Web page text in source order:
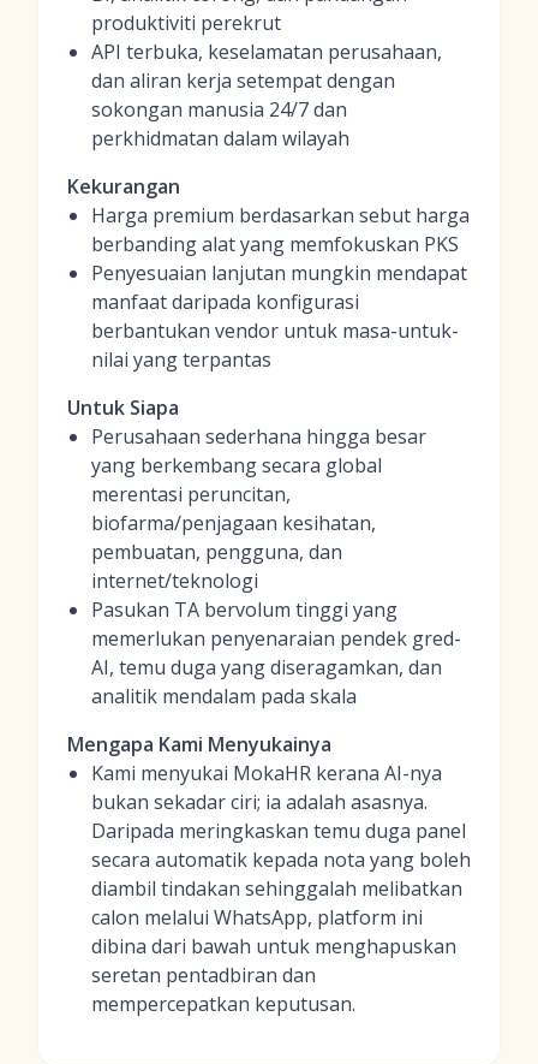
produktiviti perekrut
API terbuka, keselamatan perusahaan,
dan aliran kerja setempat dengan
sokongan manusia 24/7 dan
perkhidmatan dalam wilayah
Kekurangan
Harga premium berdasarkan sebut harga
berbanding alat yang memfokuskan PKS
Penyesuaian lanjutan mungkin mendapat
manfaat daripada konfigurasi
berbantukan vendor untuk masa-untuk-
nilai yang terpantas
Untuk Siapa
Perusahaan sederhana hingga besar
yang berkembang secara global
merentasi peruncitan,
biofarma/penjagaan kesihatan,
pembuatan, pengguna, dan
internet/teknologi
Pasukan TA bervolum tinggi yang
memerlukan penyenaraian pendek gred-
AI, temu duga yang diseragamkan, dan
analitik mendalam pada skala
Mengapa Kami Menyukainya
Kami menyukai MokaHR kerana AI-nya
bukan sekadar ciri; ia adalah asasnya.
Daripada meringkaskan temu duga panel
secara automatik kepada nota yang boleh
diambil tindakan sehinggalah melibatkan
calon melalui WhatsApp, platform ini
dibina dari bawah untuk menghapuskan
seretan pentadbiran dan
mempercepatkan keputusan.